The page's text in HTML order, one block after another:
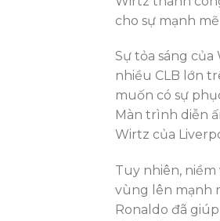
cho sự mạnh
Sự tỏa sáng
nhiều CLB lớn
muốn có sự
Màn trình diễn
Wirtz của
Tuy nhiên,
vùng lên mạnh
Ronaldo đã